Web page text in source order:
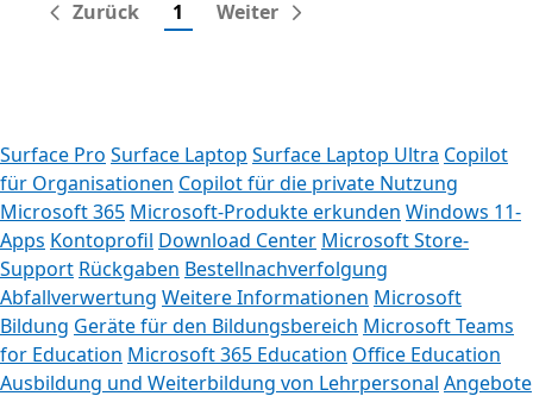
Zurück 1 Weiter
Surface Pro Surface Laptop Surface Laptop Ultra Copilot
für Organisationen Copilot für die private Nutzung
Microsoft 365 Microsoft-Produkte erkunden Windows 11-
Apps Kontoprofil Download Center Microsoft Store-
Support Rückgaben Bestellnachverfolgung
Abfallverwertung Weitere Informationen Microsoft
Bildung Geräte für den Bildungsbereich Microsoft Teams
for Education Microsoft 365 Education Office Education
Ausbildung und Weiterbildung von Lehrpersonal Angebote